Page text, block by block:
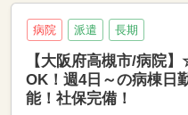
病院 派遣 長期
【大阪府高槻市/病院
OK！週4日～の病棟日
能！社保完備！